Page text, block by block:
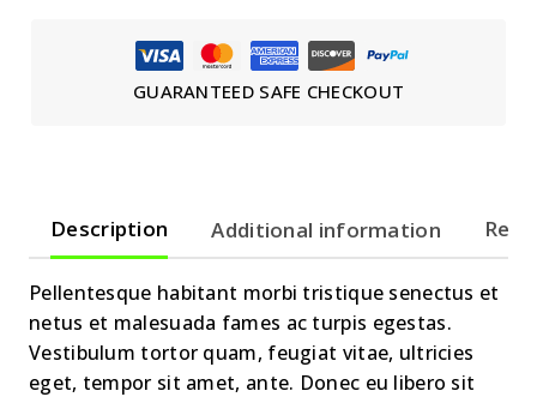
GUARANTEED SAFE CHECKOUT
Description Additional information
Pellentesque habitant morbi tristique senectus et
netus et malesuada fames ac turpis egestas.
Vestibulum tortor quam, feugiat vitae, ultricies
eget, tempor sit amet, ante. Donec eu libero sit